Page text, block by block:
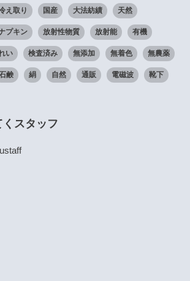
え取り 国産 大法紡績 天然
プキン 放射性物質 放射能 有機
い 検査済み 無添加 無着色 無農薬
鹸 絹 自然 通販 電磁波 靴下
スタッフ